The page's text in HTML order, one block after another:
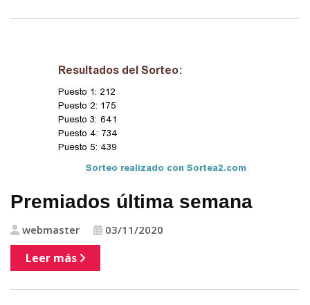
Premiados última semana
webmaster 03/11/2020
Leer más